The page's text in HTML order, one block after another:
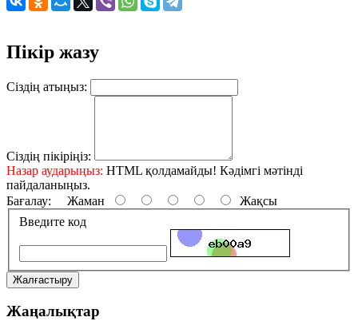
Пікір жазу
Сіздің атыңыз:
Сіздің пікіріңіз:
Назар аударыңыз: HTML қолдамайды! Кәдімгі мәтінді
пайдаланыңыз.
Бағалау: Жаман
Жақсы
Введите код
Жалғастыру
Жаңалықтар